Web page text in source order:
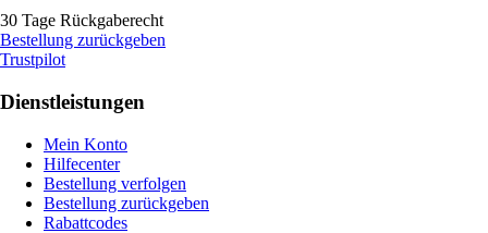
30 Tage Rückgaberecht
Bestellung zurückgeben
Trustpilot
Dienstleistungen
Mein Konto
Hilfecenter
Bestellung verfolgen
Bestellung zurückgeben
Rabattcodes